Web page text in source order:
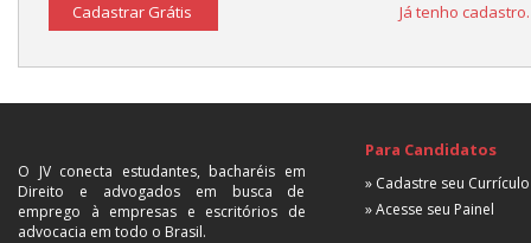
Cadastrar Grátis Já tenho
O JV conecta estudantes, bacharéis em
Direito e advogados em busca de
emprego à empresas e escritórios de
advocacia em todo o Brasil.
Para Candidatos
» Cadastre seu Currículo
» Acesse seu Painel